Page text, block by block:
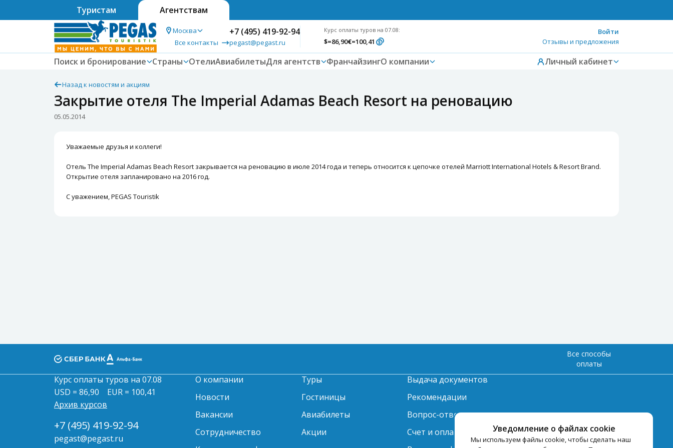
Туристам Агентствам
Москва
Все контакты
+7 (495) 419-92-94
pegast@pegast.ru
Курс оплаты туров на 07.08:
$=86,90€=100,41
Войти
Отзывы и предложения
Поиск и бронирование Страны ОтелиАвиабилетыДля агентств ФранчайзингО компании Личный кабинет
Назад к новостям и акциям
Закрытие отеля The Imperial Adamas Beach Resort на реновацию
05.05.2014
Уважаемые друзья и коллеги!
Отель The Imperial Adamas Beach Resort закрывается на реновацию в июле 2014 года и теперь относится к цепочке отелей Marriott International Hotels & Resort Brand.
Открытие отеля запланировано на 2016 год.
С уважением, PEGAS Touristik
Уведомление о файлах cookie
Мы используем файлы cookie, чтобы сделать наш
Все способы
оплаты
Курс оплаты туров на 07.08
USD = 86,90
EUR = 100,41
Архив курсов
+7 (495) 419-92-94
pegast@pegast.ru
О компании
Новости
Вакансии
Сотрудничество
Туры
Гостиницы
Авиабилеты
Акции
Выдача документов
Рекомендации
Вопрос-ответ
Счет и оплата